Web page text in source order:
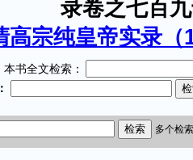
录卷之七百
高宗纯皇帝实录
本书全文检索：